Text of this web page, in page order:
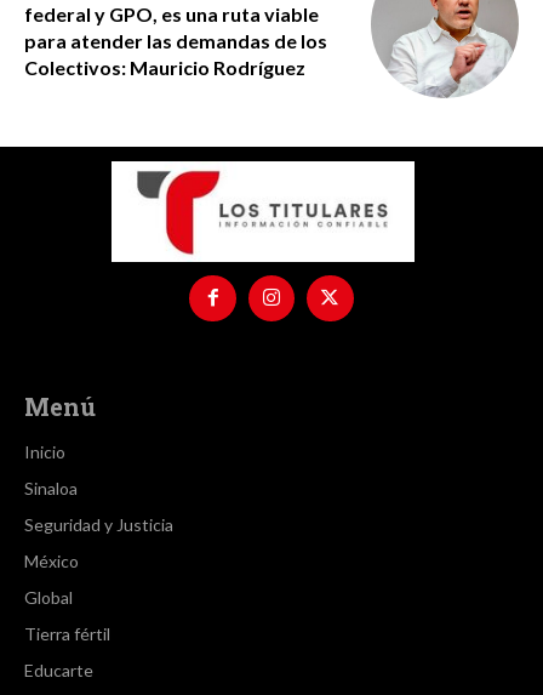
federal y GPO, es una ruta viable
para atender las demandas de los
Colectivos: Mauricio Rodríguez
Menú
Inicio
Sinaloa
Seguridad y Justicia
México
Global
Tierra fértil
Educarte